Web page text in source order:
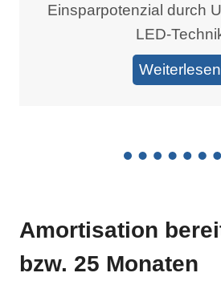
Einsparpotenzial durch
LED-
Weiterlesen
Amortisation
bzw. 25 Monaten